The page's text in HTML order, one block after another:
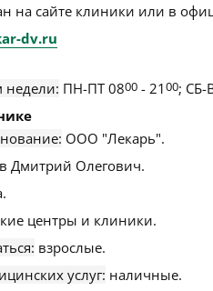
на сайте клиники или в
dv.ru
недели: ПН-ПТ 0800 - 2100; СБ-
ООО "Лекарь".
Дмитрий Олегович.
центры и клиники.
взрослые.
услуг: наличные.